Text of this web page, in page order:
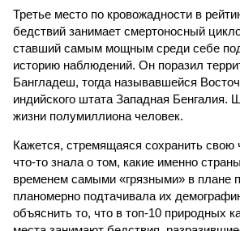
Третье место по кровожадности в
бедствий занимает смертоносный
ставший самым мощным среди себе
историю наблюдений. Он поразил
Бангладеш, тогда называвшейся
индийского штата Западная Бенгалия.
жизни полумиллиона человек.
Кажется, стремящаяся сохранить свою
что-то знала о том, какие именно
временем самыми «грязными» в плане
планомерно подтачивала их
объяснить то, что в топ-10 природных